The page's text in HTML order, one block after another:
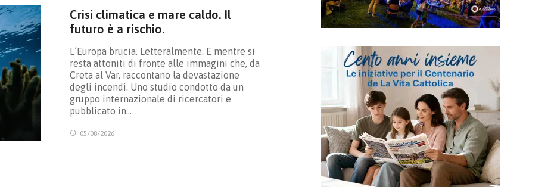
Crisi climatica e mare caldo. Il
futuro è a rischio.
L’Europa brucia. Letteralmente. E mentre si
resta attoniti di fronte alle immagini che, da
Creta al Var, raccontano la devastazione
degli incendi. Uno studio condotto da un
gruppo internazionale di ricercatori e
pubblicato in…
05/08/2026